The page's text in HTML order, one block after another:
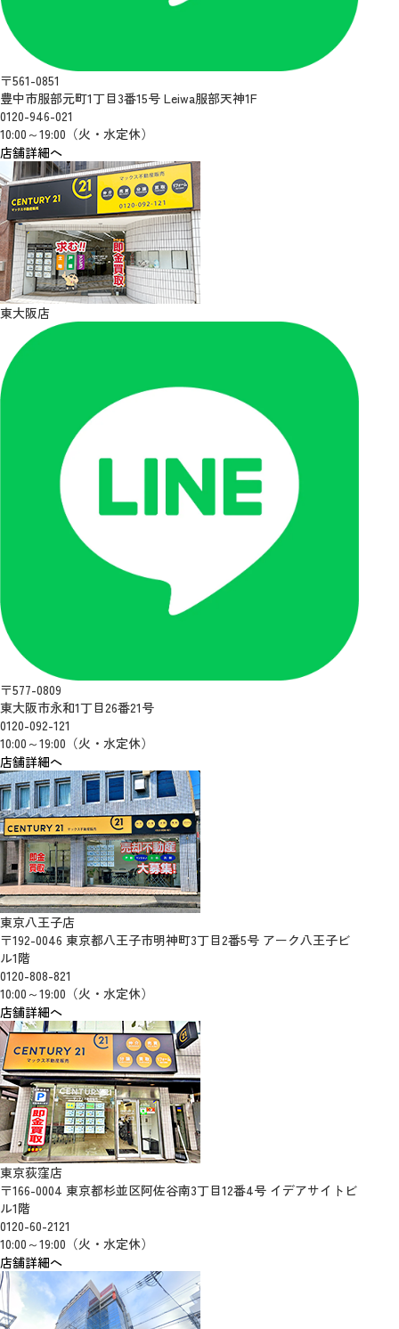
〒561-0851
豊中市服部元町1丁目3番15号 Leiwa服部天神1F
0120-946-021
10:00～19:00（火・水定休）
店舗詳細へ
東大阪店
〒577-0809
東大阪市永和1丁目26番21号
0120-092-121
10:00～19:00（火・水定休）
店舗詳細へ
東京八王子店
〒192-0046 東京都八王子市明神町3丁目2番5号 アーク八王子ビ
ル1階
0120-808-821
10:00～19:00（火・水定休）
店舗詳細へ
東京荻窪店
〒166-0004 東京都杉並区阿佐谷南3丁目12番4号 イデアサイトビ
ル1階
0120-60-2121
10:00～19:00（火・水定休）
店舗詳細へ